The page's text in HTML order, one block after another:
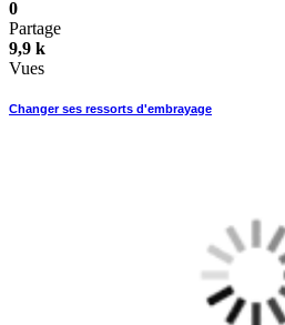
0
Partage
9,9 k
Vues
Changer ses ressorts d'embrayage